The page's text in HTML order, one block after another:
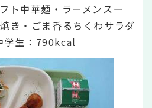
ト中華麺・ラーメンスー
き・ごま香るちくわサラダ
学生：790kcal